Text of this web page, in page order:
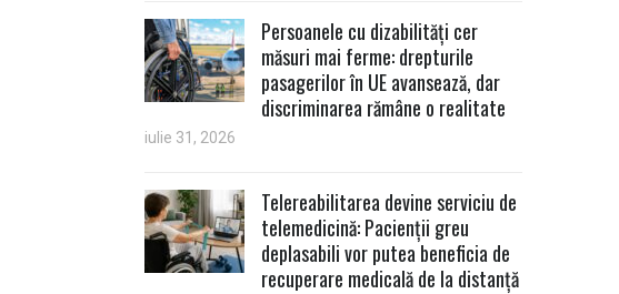
Persoanele cu dizabilități cer
măsuri mai ferme: drepturile
pasagerilor în UE avansează, dar
discriminarea rămâne o realitate
iulie 31, 2026
Telereabilitarea devine serviciu de
telemedicină: Pacienții greu
deplasabili vor putea beneficia de
recuperare medicală de la distanță